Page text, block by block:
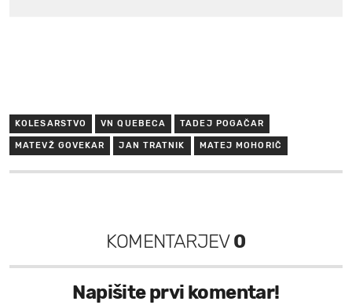
KOLESARSTVO VN QUEBECA TADEJ POGAČAR
MATEVŽ GOVEKAR JAN TRATNIK MATEJ MOHORIČ
KOMENTARJEV0
Napišite prvi komentar!